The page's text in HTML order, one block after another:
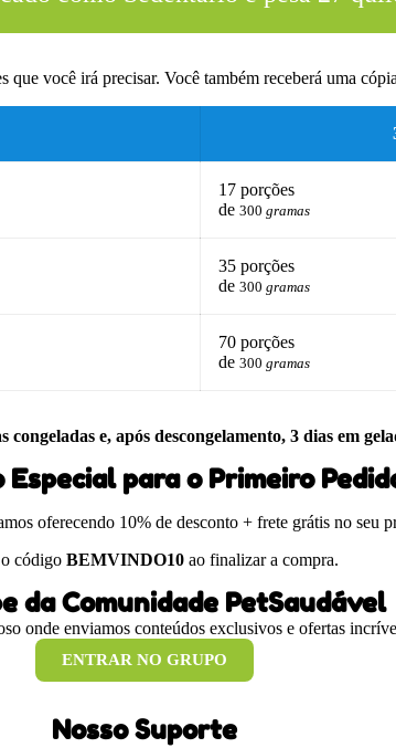
que você irá precisar. Você também receberá uma
17 porções
de 300 gramas
35 porções
de 300 gramas
70 porções
de 300 gramas
e, após descongelamento, 3 dias em
Especial para o Primeiro
oferecendo 10% de desconto + frete grátis no seu
código BEMVINDO10 ao finalizar a compra.
da Comunidade PetSaudável
onde enviamos conteúdos exclusivos e ofertas
ENTRAR NO GRUPO
Nosso Suporte